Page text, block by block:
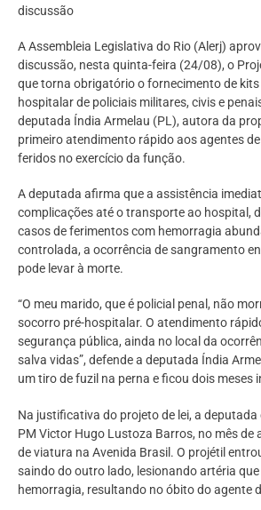
discussão
A Assembleia Legislativa do Rio (Alerj)
discussão, nesta quinta-feira (24/08), o
que torna obrigatório o fornecimento de
hospitalar de policiais militares, civis e
deputada Índia Armelau (PL), autora da
primeiro atendimento rápido aos agentes
feridos no exercício da função.
A deputada afirma que a assistência
complicações até o transporte ao hospital,
casos de ferimentos com hemorragia
controlada, a ocorrência de sangramento
pode levar à morte.
“O meu marido, que é policial penal, não
socorro pré-hospitalar. O atendimento
segurança pública, ainda no local da
salva vidas”, defende a deputada Índia
um tiro de fuzil na perna e ficou dois meses
Na justificativa do projeto de lei, a
PM Victor Hugo Lustoza Barros, no mês de
de viatura na Avenida Brasil. O projétil
saindo do outro lado, lesionando artéria
hemorragia, resultando no óbito do agente